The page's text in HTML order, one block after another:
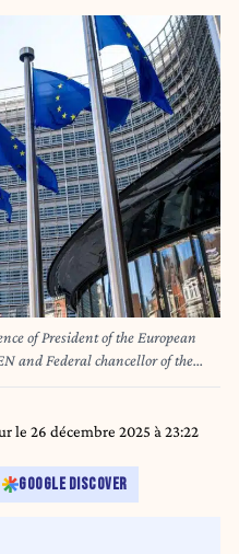
of President of the European
and Federal chancellor of the
Friedrich Merz following
of the European
Union in Brussels in Belgium
URSULA VON DER
(Bundeskanzler) Friedrich
le siege de la Commission
a Bruxelles en Belgique le
le 26 décembre 2025 à 23:22
GOOGLE DISCOVER